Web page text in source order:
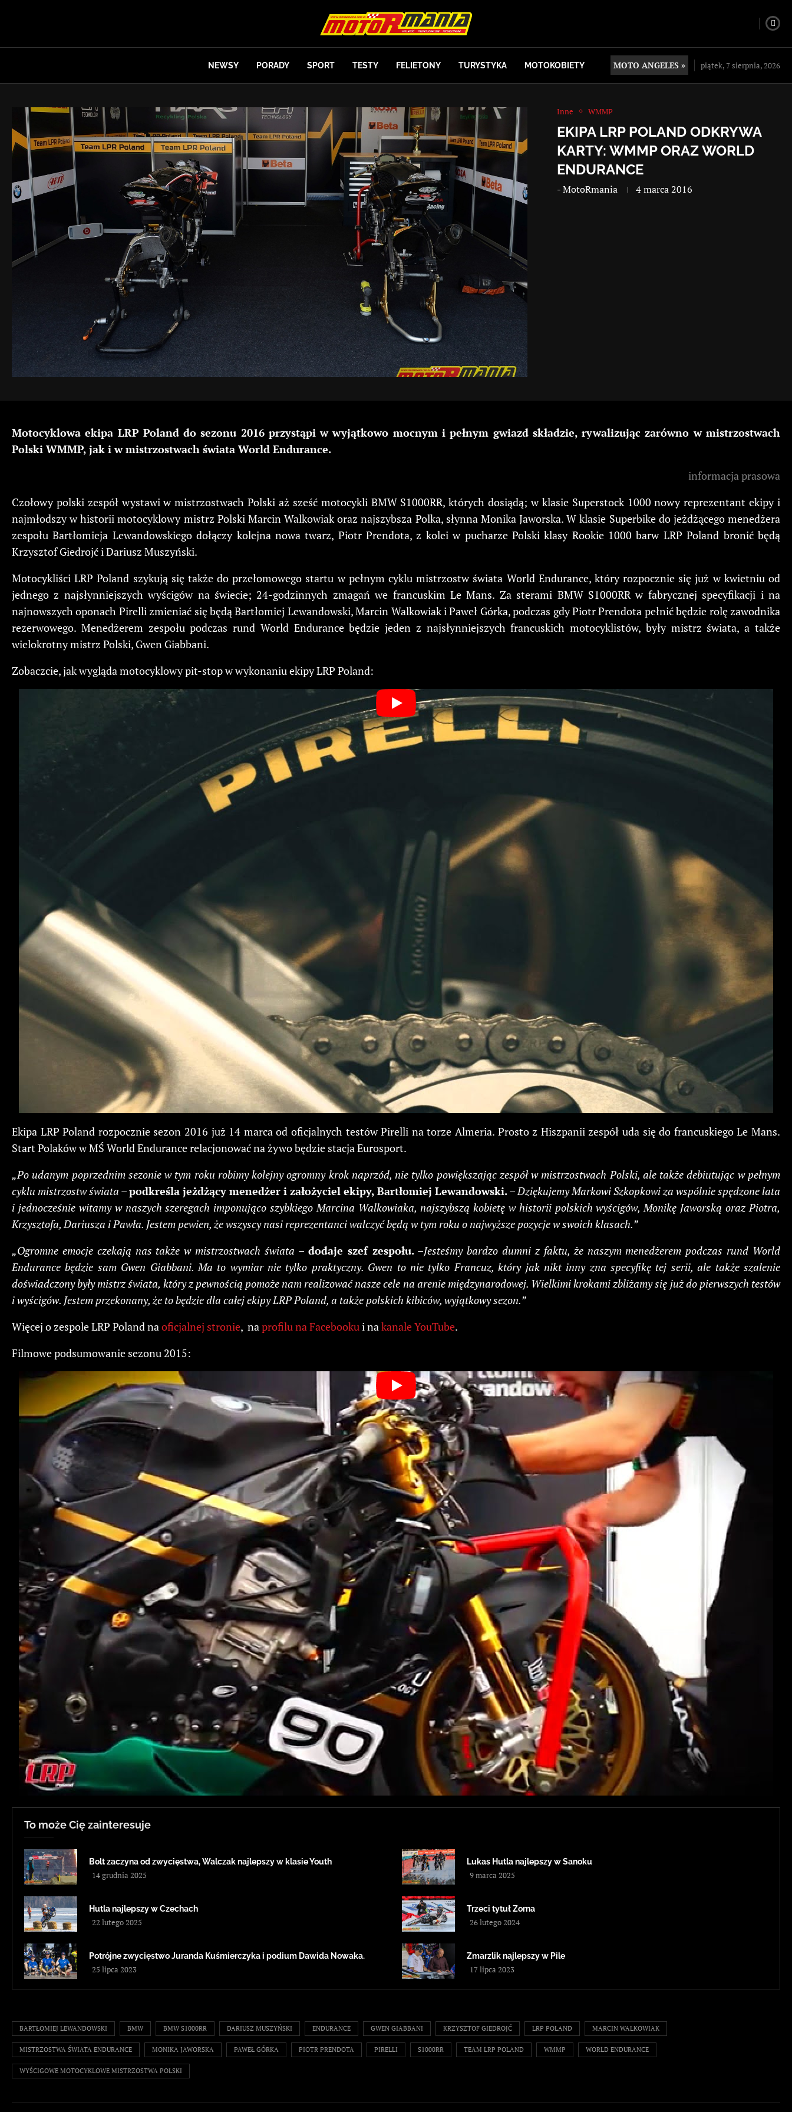
NEWSY PORADY SPORT TESTY FELIETONY TURYSTYKA MOTOKOBIETY MOTO ANGELES » piątek, 7 sierpnia, 2026
Inne WMMP
EKIPA LRP POLAND ODKRYWA
KARTY: WMMP ORAZ WORLD
ENDURANCE
-MotoRmania 4 marca 2016
Motocyklowa ekipa LRP Poland do sezonu 2016 przystąpi w wyjątkowo mocnym i pełnym gwiazd składzie, rywalizując zarówno w mistrzostwach
Polski WMMP, jak i w mistrzostwach świata World Endurance.
informacja prasowa
Czołowy polski zespół wystawi w mistrzostwach Polski aż sześć motocykli BMW S1000RR, których dosiądą; w klasie Superstock 1000 nowy reprezentant ekipy i
najmłodszy w historii motocyklowy mistrz Polski Marcin Walkowiak oraz najszybsza Polka, słynna Monika Jaworska. W klasie Superbike do jeżdżącego menedżera
zespołu Bartłomieja Lewandowskiego dołączy kolejna nowa twarz, Piotr Prendota, z kolei w pucharze Polski klasy Rookie 1000 barw LRP Poland bronić będą
Krzysztof Giedrojć i Dariusz Muszyński.
Motocykliści LRP Poland szykują się także do przełomowego startu w pełnym cyklu mistrzostw świata World Endurance, który rozpocznie się już w kwietniu od
jednego z najsłynniejszych wyścigów na świecie; 24-godzinnych zmagań we francuskim Le Mans. Za sterami BMW S1000RR w fabrycznej specyfikacji i na
najnowszych oponach Pirelli zmieniać się będą Bartłomiej Lewandowski, Marcin Walkowiak i Paweł Górka, podczas gdy Piotr Prendota pełnić będzie rolę zawodnika
rezerwowego. Menedżerem zespołu podczas rund World Endurance będzie jeden z najsłynniejszych francuskich motocyklistów, były mistrz świata, a także
wielokrotny mistrz Polski, Gwen Giabbani.
Zobaczcie, jak wygląda motocyklowy pit-stop w wykonaniu ekipy LRP Poland:
Ekipa LRP Poland rozpocznie sezon 2016 już 14 marca od oficjalnych testów Pirelli na torze Almeria. Prosto z Hiszpanii zespół uda się do francuskiego Le Mans.
Start Polaków w MŚ World Endurance relacjonować na żywo będzie stacja Eurosport.
„Po udanym poprzednim sezonie w tym roku robimy kolejny ogromny krok naprzód, nie tylko powiększając zespół w mistrzostwach Polski, ale także debiutując w pełnym
cyklu mistrzostw świata –podkreśla jeżdżący menedżer i założyciel ekipy, Bartłomiej Lewandowski.–Dziękujemy Markowi Szkopkowi za wspólnie spędzone lata
i jednocześnie witamy w naszych szeregach imponująco szybkiego Marcina Walkowiaka, najszybszą kobietę w historii polskich wyścigów, Monikę Jaworską oraz Piotra,
Krzysztofa, Dariusza i Pawła. Jestem pewien, że wszyscy nasi reprezentanci walczyć będą w tym roku o najwyższe pozycje w swoich klasach.”
„Ogromne emocje czekają nas także w mistrzostwach świata – dodaje szef zespołu.–Jesteśmy bardzo dumni z faktu, że naszym menedżerem podczas rund World
Endurance będzie sam Gwen Giabbani. Ma to wymiar nie tylko praktyczny. Gwen to nie tylko Francuz, który jak nikt inny zna specyfikę tej serii, ale także szalenie
doświadczony były mistrz świata, który z pewnością pomoże nam realizować nasze cele na arenie międzynarodowej. Wielkimi krokami zbliżamy się już do pierwszych testów
i wyścigów. Jestem przekonany, że to będzie dla całej ekipy LRP Poland, a także polskich kibiców, wyjątkowy sezon.”
Więcej o zespole LRP Poland naoficjalnej stronie, naprofilu na Facebookui nakanale YouTube.
Filmowe podsumowanie sezonu 2015:
To może Cię zainteresuje
Bolt zaczyna od zwycięstwa, Walczak najlepszy w klasie Youth
14 grudnia 2025
Lukas Hutla najlepszy w Sanoku
9 marca 2025
Hutla najlepszy w Czechach
22 lutego 2025
Trzeci tytuł Zorna
26 lutego 2024
Potrójne zwycięstwo Juranda Kuśmierczyka i podium Dawida Nowaka.
25 lipca 2023
Zmarzlik najlepszy w Pile
17 lipca 2023
BARTŁOMIEJ LEWANDOWSKI BMW BMW S1000RR DARIUSZ MUSZYŃSKI ENDURANCE GWEN GIABBANI KRZYSZTOF GIEDROJĆ LRP POLAND MARCIN WALKOWIAK
MISTRZOSTWA ŚWIATA ENDURANCE MONIKA JAWORSKA PAWEŁ GÓRKA PIOTR PRENDOTA PIRELLI S1000RR TEAM LRP POLAND WMMP WORLD ENDURANCE
WYŚCIGOWE MOTOCYKLOWE MISTRZOSTWA POLSKI